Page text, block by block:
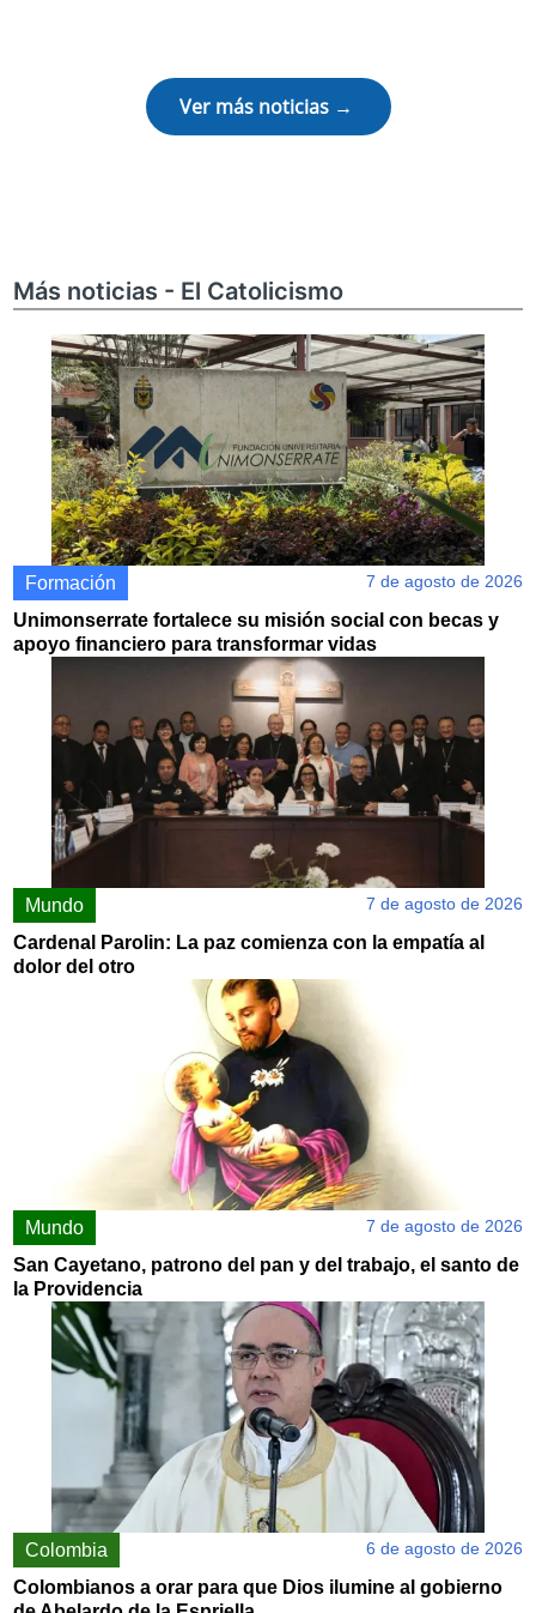
Ver más noticias →
Más noticias - El Catolicismo
Formación 7 de agosto de 2026
Unimonserrate fortalece su misión social con becas y
apoyo financiero para transformar vidas
Mundo 7 de agosto de 2026
Cardenal Parolin: La paz comienza con la empatía al
dolor del otro
Mundo 7 de agosto de 2026
San Cayetano, patrono del pan y del trabajo, el santo de
la Providencia
Colombia 6 de agosto de 2026
Colombianos a orar para que Dios ilumine al gobierno